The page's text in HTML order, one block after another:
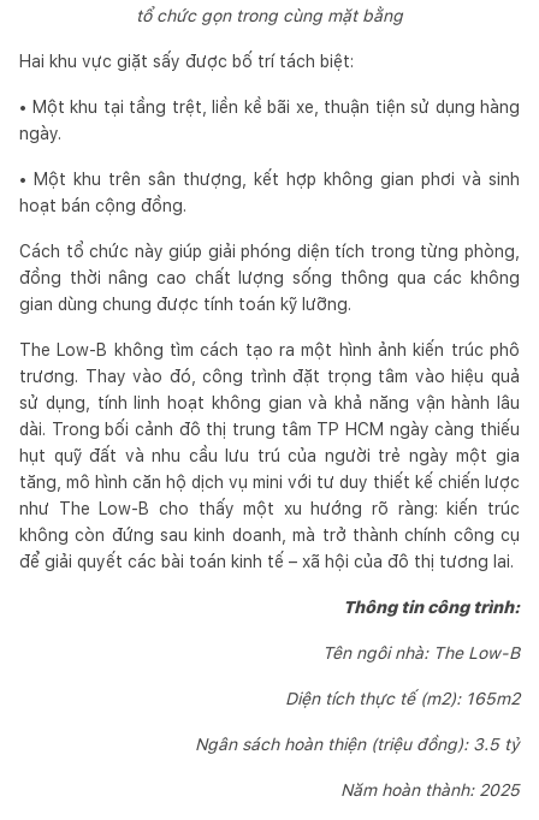
tổ chức gọn trong cùng mặt bằng
Hai khu vực giặt sấy được bố trí tách biệt:
• Một khu tại tầng trệt, liền kề bãi xe, thuận tiện sử dụng hàng
ngày.
• Một khu trên sân thượng, kết hợp không gian phơi và sinh
hoạt bán cộng đồng.
Cách tổ chức này giúp giải phóng diện tích trong từng phòng,
đồng thời nâng cao chất lượng sống thông qua các không
gian dùng chung được tính toán kỹ lưỡng.
The Low-B không tìm cách tạo ra một hình ảnh kiến trúc phô
trương. Thay vào đó, công trình đặt trọng tâm vào hiệu quả
sử dụng, tính linh hoạt không gian và khả năng vận hành lâu
dài. Trong bối cảnh đô thị trung tâm TP HCM ngày càng thiếu
hụt quỹ đất và nhu cầu lưu trú của người trẻ ngày một gia
tăng, mô hình căn hộ dịch vụ mini với tư duy thiết kế chiến lược
như The Low-B cho thấy một xu hướng rõ ràng: kiến trúc
không còn đứng sau kinh doanh, mà trở thành chính công cụ
để giải quyết các bài toán kinh tế – xã hội của đô thị tương lai.
Thông tin công trình:
Tên ngôi nhà: The Low-B
Diện tích thực tế (m2): 165m2
Ngân sách hoàn thiện (triệu đồng): 3.5 tỷ
Năm hoàn thành: 2025